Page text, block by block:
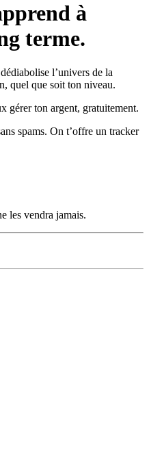
à
terme.
l’univers de la
quel que soit ton niveau.
gérer ton argent, gratuitement.
spams. On t’offre un tracker
les vendra jamais.